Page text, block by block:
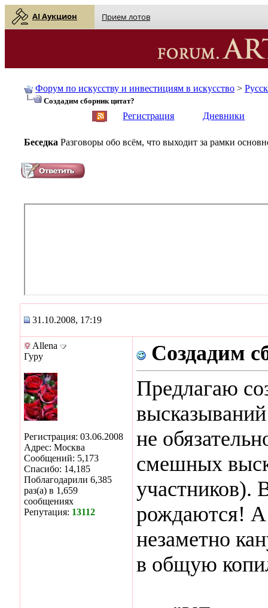
AI Аукцион Прием лотов
Форум по искусству и инвестициям в искусство >
Создадим сборник цитат?
Регистрация Дневники
Беседка Разговоры обо всём, что выходит за рамки
31.10.2008, 17:19
Allena
Гуру
Регистрация: 03.06.2008
Адрес: Москва
Сообщений: 5,173
Спасибо: 14,185
Поблагодарили 6,385
раз(а) в 1,659
сообщениях
Репутация: 13112
Создадим
Предлагаю
не
смешных
участников).
рождаются! А
незаметно
в общую